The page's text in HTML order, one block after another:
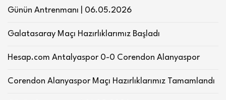
Günün Antrenmanı | 06.05.2026
Galatasaray Maçı Hazırlıklarımız Başladı
Hesap.com Antalyaspor 0-0 Corendon Alanyaspor
Corendon Alanyaspor Maçı Hazırlıklarımız Tamamlandı